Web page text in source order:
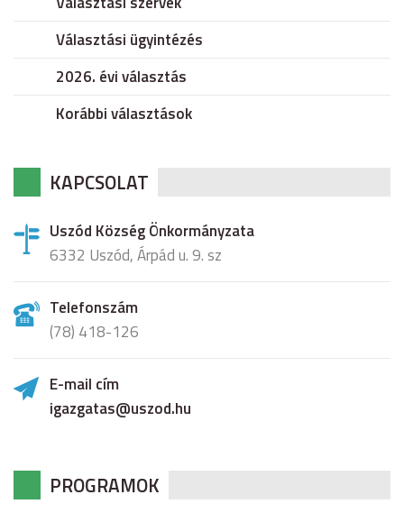
Választási ügyintézés
2026. évi választás
Korábbi választások
KAPCSOLAT
Uszód Község Önkormányzata
6332 Uszód, Árpád u. 9. sz
Telefonszám
(78) 418-126
E-mail cím
igazgatas@uszod.hu
PROGRAMOK